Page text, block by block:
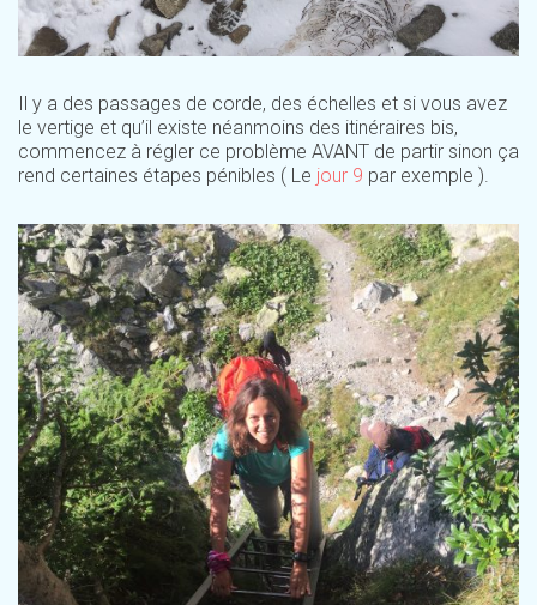
Il y a des passages de corde, des échelles et si vous avez
le vertige et qu’il existe néanmoins des itinéraires bis,
commencez à régler ce problème AVANT de partir sinon ça
rend certaines étapes pénibles ( Le jour 9 par exemple ).